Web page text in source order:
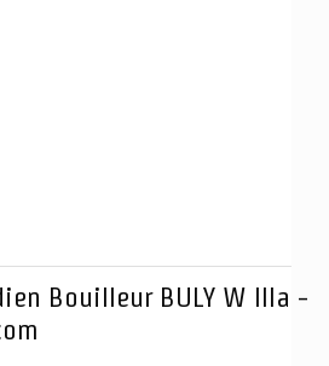
Bouilleur BULY W IIIa -